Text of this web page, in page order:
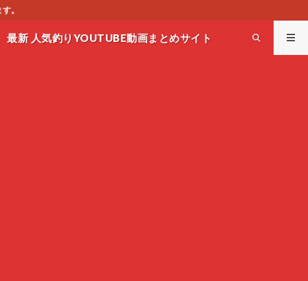
最新 人気釣りYOUTUBE動画まとめサイト